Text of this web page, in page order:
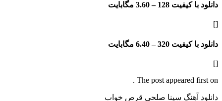
دانلود با کیفیت 128 – 3.60 مگابایت
[]
دانلود با کیفیت 320 – 6.40 مگابایت
[]
The post appeared first on .
دانلود آهنگ سینا صلحی قرص خواب